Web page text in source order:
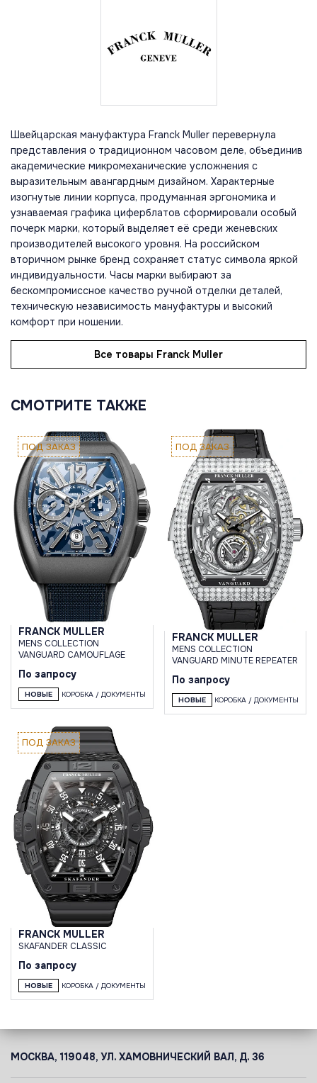
Швейцарская мануфактура Franck Muller перевернула
представления о традиционном часовом деле, объединив
академические микромеханические усложнения с
выразительным авангардным дизайном. Характерные
изогнутые линии корпуса, продуманная эргономика и
узнаваемая графика циферблатов сформировали особый
почерк марки, который выделяет её среди женевских
производителей высокого уровня. На российском
вторичном рынке бренд сохраняет статус символа яркой
индивидуальности. Часы марки выбирают за
бескомпромиссное качество ручной отделки деталей,
техническую независимость мануфактуры и высокий
комфорт при ношении.
Все товары Franck Muller
СМОТРИТЕ ТАКЖЕ
ПОД ЗАКАЗ
FRANCK MULLER
MENS COLLECTION
VANGUARD CAMOUFLAGE
По запросу
НОВЫЕ КОРОБКА / ДОКУМЕНТЫ
ПОД ЗАКАЗ
FRANCK MULLER
MENS COLLECTION
VANGUARD MINUTE REPEATER
По запросу
НОВЫЕ КОРОБКА / ДОКУМЕНТЫ
ПОД ЗАКАЗ
FRANCK MULLER
SKAFANDER CLASSIC
По запросу
НОВЫЕ КОРОБКА / ДОКУМЕНТЫ
МОСКВА, 119048, УЛ. ХАМОВНИЧЕСКИЙ ВАЛ, Д. 36